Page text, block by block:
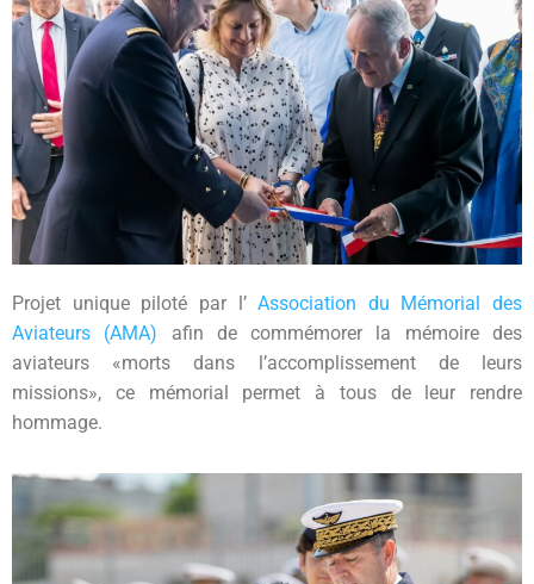
Projet unique piloté par l’Association du Mémorial des
Aviateurs (AMA) afin de commémorer la mémoire des
aviateurs «morts dans l’accomplissement de leurs
missions», ce mémorial permet à tous de leur rendre
hommage.